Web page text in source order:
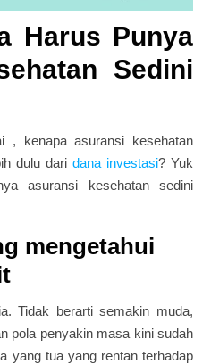
Harus Punya
Sedini
, kenapa asuransi kesehatan
dulu dari dana investasi? Yuk
asuransi kesehatan sedini
mengetahui
Tidak berarti semakin muda,
pola penyakin masa kini sudah
yang tua yang rentan terhadap